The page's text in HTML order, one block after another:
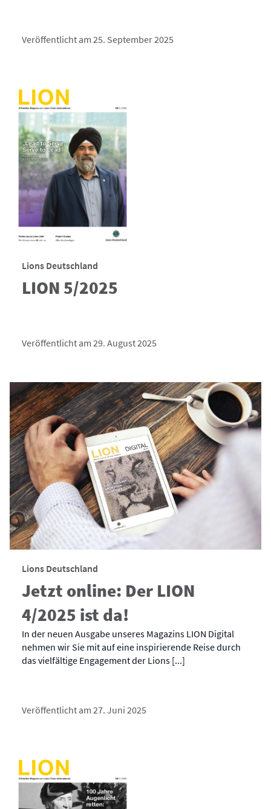
Veröffentlicht am 25. September 2025
Lions Deutschland
LION 5/2025
Veröffentlicht am 29. August 2025
Lions Deutschland
Jetzt online: Der LION
4/2025 ist da!
In der neuen Ausgabe unseres Magazins LION Digital
nehmen wir Sie mit auf eine inspirierende Reise durch
das vielfältige Engagement der Lions [...]
Veröffentlicht am 27. Juni 2025